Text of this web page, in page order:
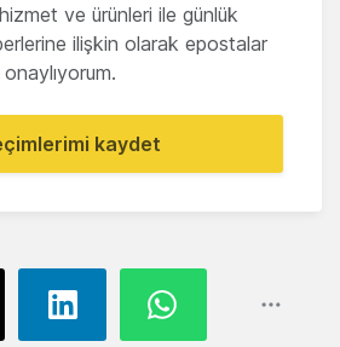
ve ürünleri ile günlük
ilişkin olarak epostalar
kaydet